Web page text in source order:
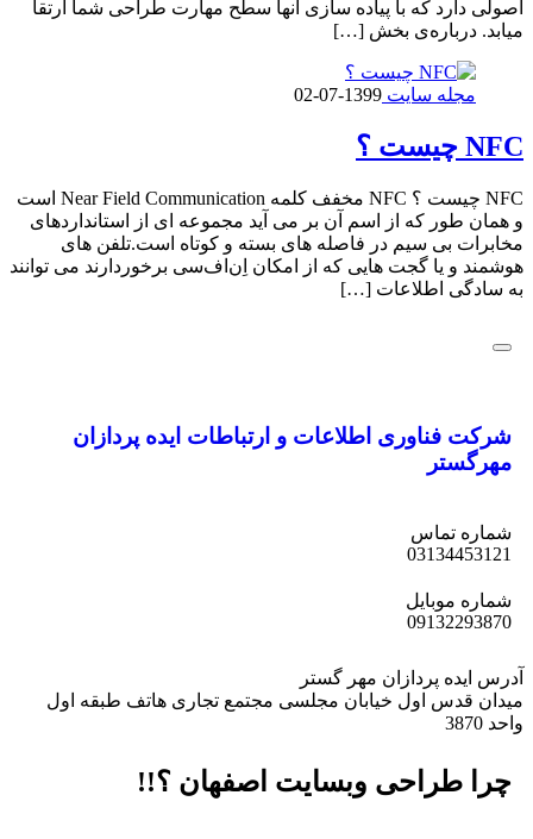
اصولی دارد که با پیاده سازی آنها سطح مهارت طراحی شما ارتقا
میابد. درباره‌ی بخش […]
مجله سایت 1399-07-02
NFC چیست ؟
NFC چیست ؟ NFC مخفف کلمه Near Field Communication است
و همان طور که از اسم آن بر می آید مجموعه ای از استانداردهای
مخابرات بی سیم در فاصله های بسته و کوتاه است.تلفن های
هوشمند و یا گجت هایی که از امکان اِن‌اف‌سی برخوردارند می توانند
به سادگی اطلاعات […]
شرکت فناوری اطلاعات و ارتباطات ایده پردازان
مهرگستر
شماره تماس
03134453121
شماره موبایل
09132293870
آدرس ایده پردازان مهر گستر
میدان قدس اول خیابان مجلسی مجتمع تجاری هاتف طبقه اول
واحد 3870
چرا طراحی وبسایت اصفهان ؟!!